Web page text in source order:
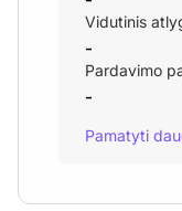
Vidutinis
-
Pardavimo
-
Pamatyti